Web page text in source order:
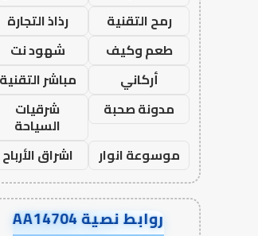
رمح التقنية
رذاذ التجارة
طعم وكيف
شهود نت
أركاني
مباشر التقنية
مدونة صحبة
شرقيات
السياحة
موسوعة انوار
اشراق الأرباح
روابط نصية AA14704